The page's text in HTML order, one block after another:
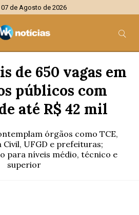
07 de Agosto de 2026
de 650 vagas em
públicos com
até R$ 42 mil
órgãos como TCE,
Civil, UFGD e prefeituras;
para níveis médio, técnico e
superior